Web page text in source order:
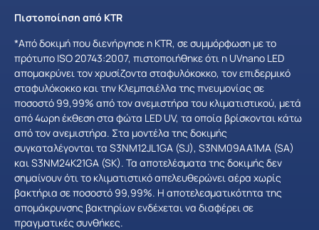
Πιστοποίηση από KTR
*Από δοκιμή που διενήργησε η KTR, σε συμμόρφωση με το
πρότυπο ISO 20743:2007, πιστοποιήθηκε ότι η UVnano LED
απομακρύνει τον χρυσίζοντα σταφυλόκοκκο, τον επιδερμικό
σταφυλόκοκκο και την Κλεμπσιέλλα της πνευμονίας σε
ποσοστό 99,99% από τον ανεμιστήρα του κλιματιστικού, μετά
από 4ωρη έκθεση στα φώτα LED UV, τα οποία βρίσκονται κάτω
από τον ανεμιστήρα. Στα μοντέλα της δοκιμής
συγκαταλέγονται τα S3NM12JL1GA (SJ), S3NM09AA1MA (SA)
και S3NM24K21GA (SK). Τα αποτελέσματα της δοκιμής δεν
σημαίνουν ότι το κλιματιστικό απελευθερώνει αέρα χωρίς
βακτήρια σε ποσοστό 99,99%. Η αποτελεσματικότητα της
απομάκρυνσης βακτηρίων ενδέχεται να διαφέρει σε
πραγματικές συνθήκες.